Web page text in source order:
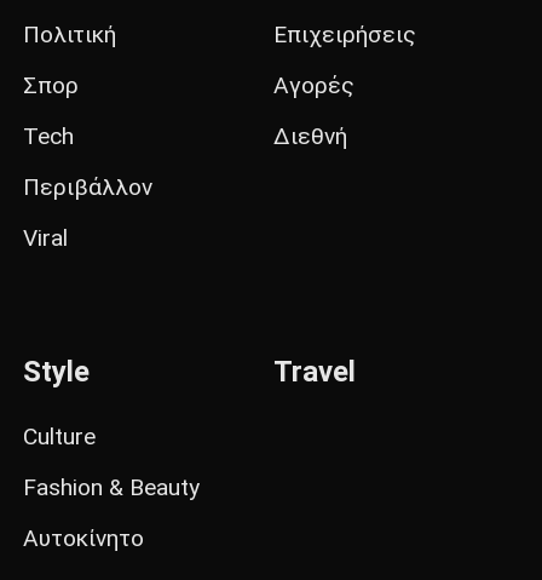
Πολιτική
Σπορ
Tech
Περιβάλλον
Viral
Επιχειρήσεις
Αγορές
Διεθνή
Style
Culture
Fashion & Beauty
Αυτοκίνητο
Travel